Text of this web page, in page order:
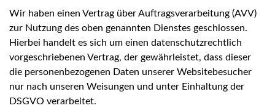
Wir haben einen Vertrag über Auftragsverarbeitung (AVV)
zur Nutzung des oben genannten Dienstes geschlossen.
Hierbei handelt es sich um einen datenschutzrechtlich
vorgeschriebenen Vertrag, der gewährleistet, dass dieser
die personenbezogenen Daten unserer Websitebesucher
nur nach unseren Weisungen und unter Einhaltung der
DSGVO verarbeitet.